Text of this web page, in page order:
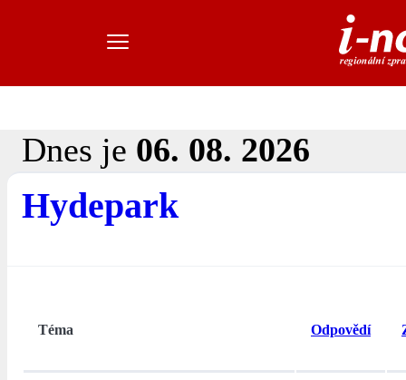
Dnes je 06. 08. 2026
Hydepark
Téma Odpovědí